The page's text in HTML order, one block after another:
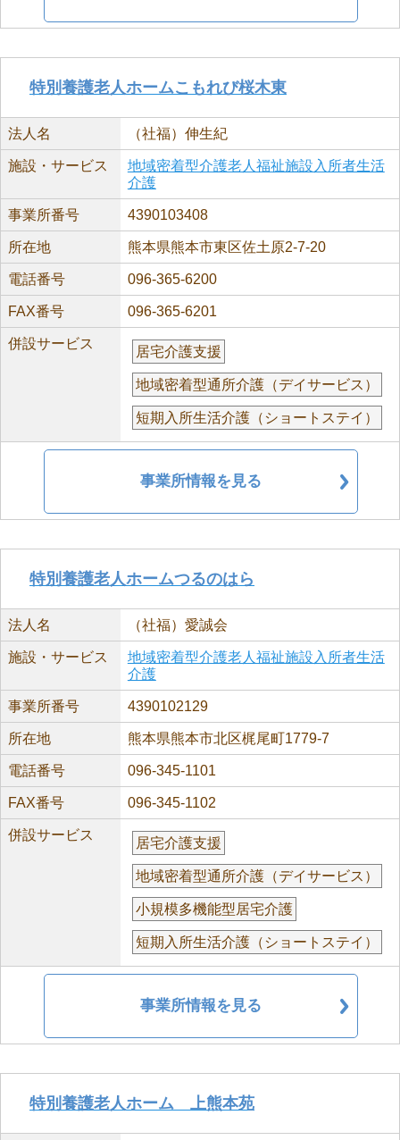
特別養護老人ホームこもれび桜木東
法人名 （社福）伸生紀
施設・サービス
地域密着型介護老人福祉施設入所者生活
介護
事業所番号 4390103408
所在地 熊本県熊本市東区佐土原2-7-20
電話番号 096-365-6200
FAX番号 096-365-6201
併設サービス
居宅介護支援
地域密着型通所介護（デイサービス）
短期入所生活介護（ショートステイ）
事業所情報を見る
特別養護老人ホームつるのはら
法人名 （社福）愛誠会
施設・サービス
地域密着型介護老人福祉施設入所者生活
介護
事業所番号 4390102129
所在地 熊本県熊本市北区梶尾町1779-7
電話番号 096-345-1101
FAX番号 096-345-1102
併設サービス
居宅介護支援
地域密着型通所介護（デイサービス）
小規模多機能型居宅介護
短期入所生活介護（ショートステイ）
事業所情報を見る
特別養護老人ホーム 上熊本苑